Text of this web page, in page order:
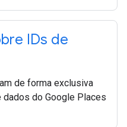
IDs de
de forma exclusiva
dados do Google Places